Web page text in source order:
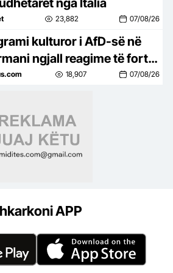
nga Italia
23,882 07/08/26
kulturor i AfD-së në
ngjall reagime të forta
e artit 18,907 07/08/26
APP